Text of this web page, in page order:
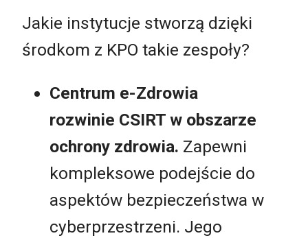
Jakie instytucje stworzą dzięki
środkom z KPO takie zespoły?
Centrum e-Zdrowia
rozwinie CSIRT w obszarze
ochrony zdrowia. Zapewni
kompleksowe podejście do
aspektów bezpieczeństwa w
cyberprzestrzeni. Jego